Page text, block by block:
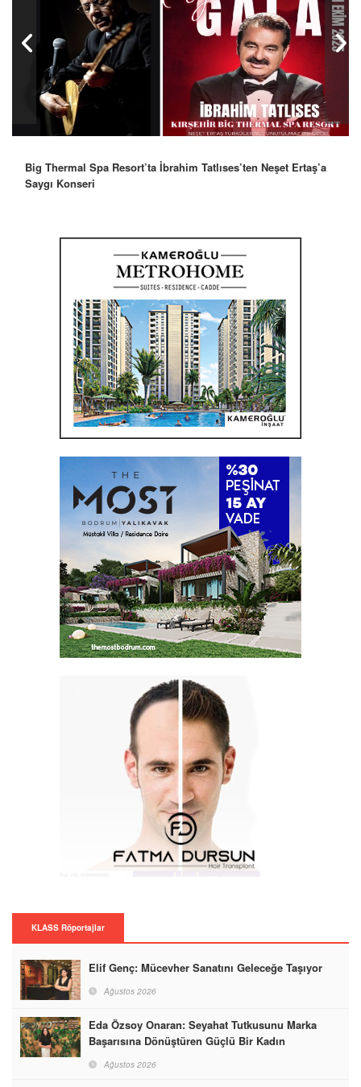
Big Thermal Spa Resort’ta İbrahim Tatlıses’ten Neşet Ertaş’a
Saygı Konseri
KLASS Röportajlar
Elif Genç: Mücevher Sanatını Geleceğe Taşıyor
Ağustos 2026
Eda Özsoy Onaran: Seyahat Tutkusunu Marka
Başarısına Dönüştüren Güçlü Bir Kadın
Ağustos 2026